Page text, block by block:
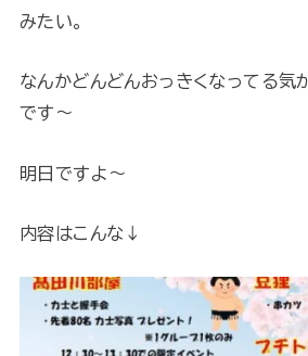
みたい。
なんかどんどんおっきくなってる気
です～
明日ですよ～
内容はこんな↓